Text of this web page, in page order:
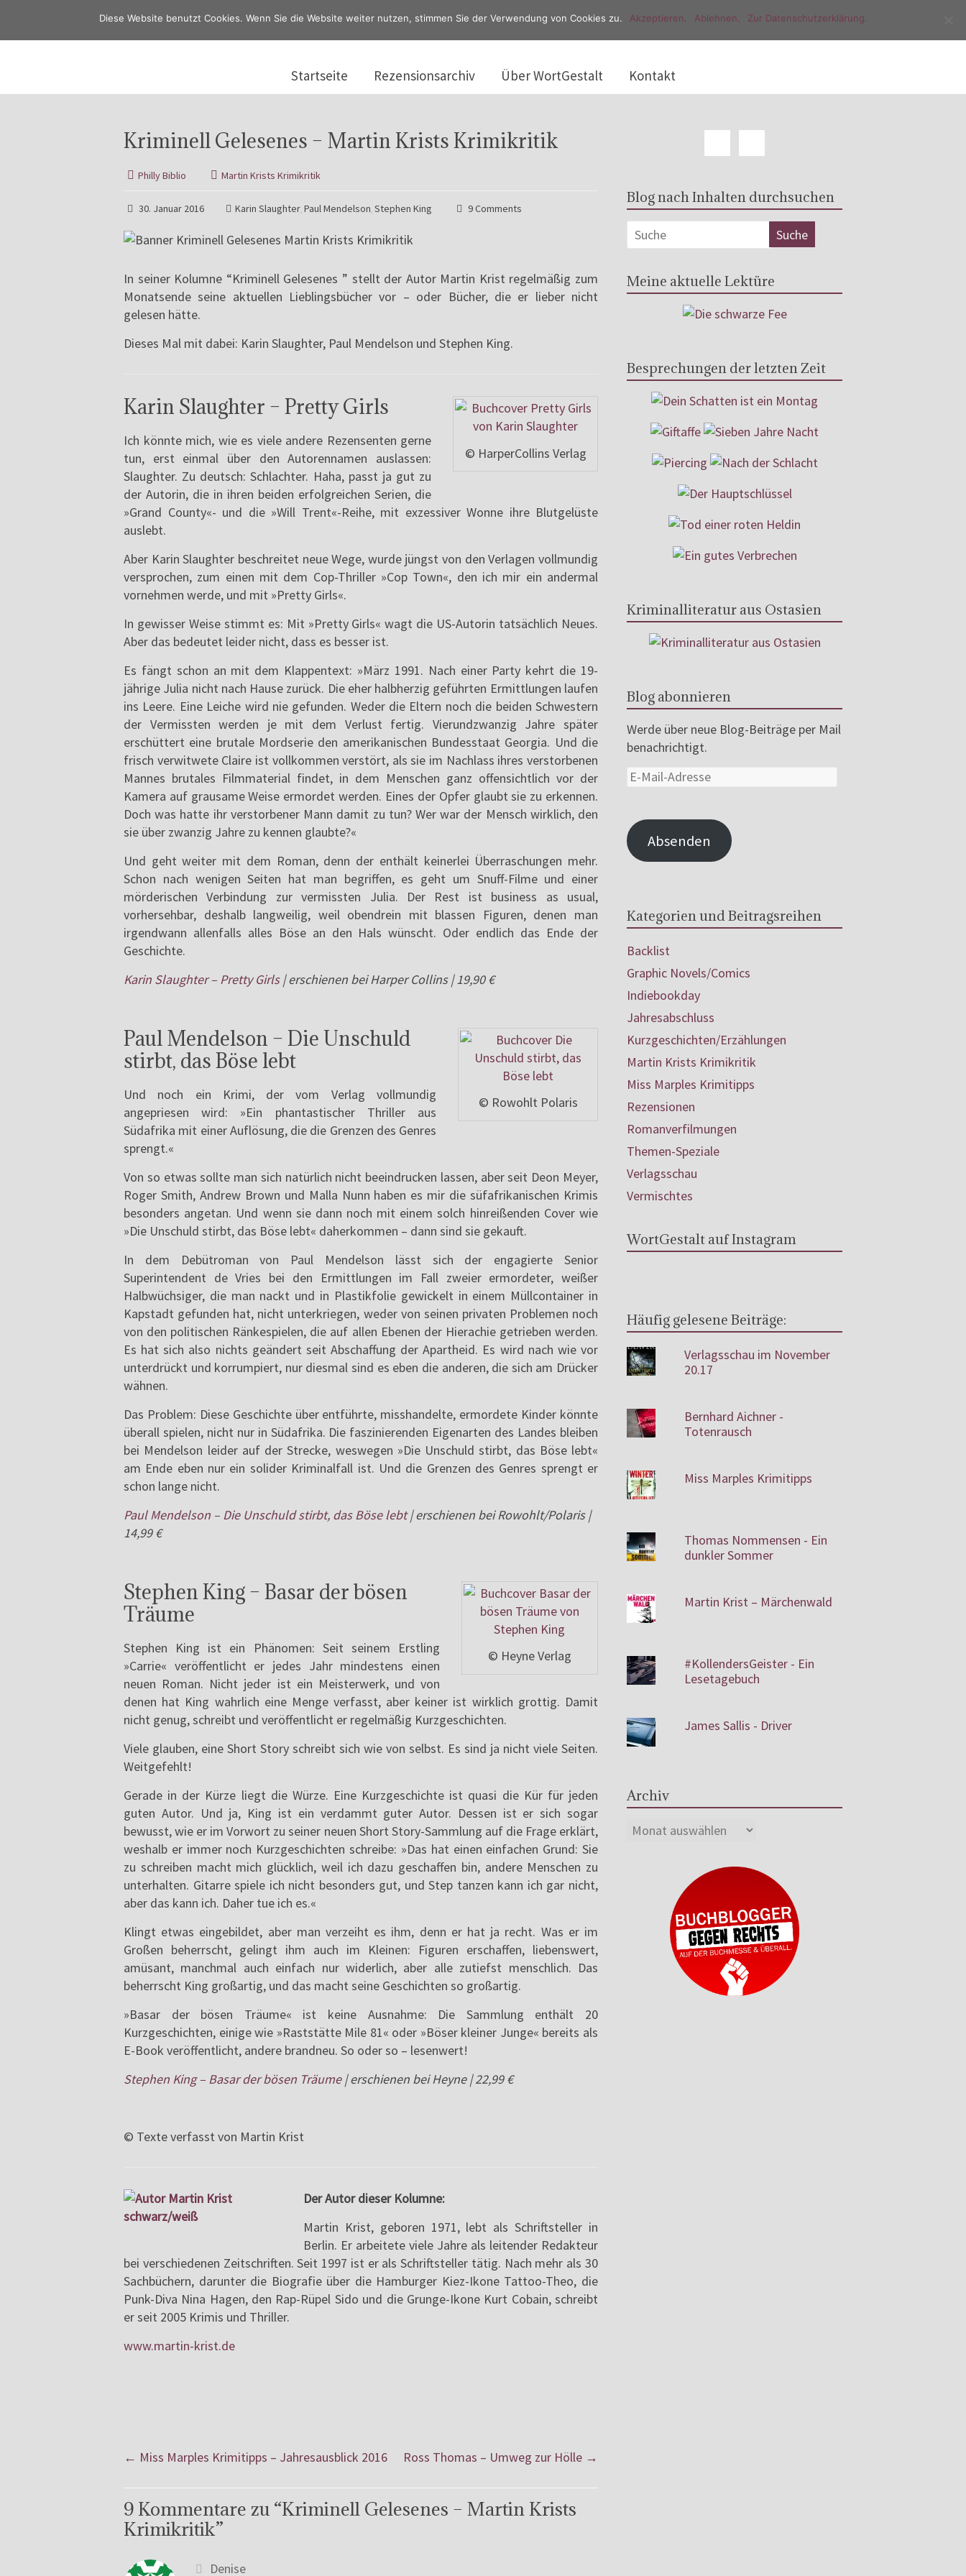
Startseite Rezensionsarchiv Über WortGestalt Kontakt
Kriminell Gelesenes – Martin Krists Krimikritik
Philly Biblio Martin Krists Krimikritik
30. Januar 2016 Karin Slaughter, Paul Mendelson, Stephen King 9 Comments
In seiner Kolumne “Kriminell Gelesenes ” stellt der Autor Martin Krist regelmäßig zum
Monatsende seine aktuellen Lieblingsbücher vor – oder Bücher, die er lieber nicht
gelesen hätte.
Dieses Mal mit dabei: Karin Slaughter, Paul Mendelson und Stephen King.
© HarperCollins Verlag
Karin Slaughter – Pretty Girls
Ich könnte mich, wie es viele andere Rezensenten gerne
tun, erst einmal über den Autorennamen auslassen:
Slaughter. Zu deutsch: Schlachter. Haha, passt ja gut zu
der Autorin, die in ihren beiden erfolgreichen Serien, die
»Grand County«- und die »Will Trent«-Reihe, mit exzessiver Wonne ihre Blutgelüste
auslebt.
Aber Karin Slaughter beschreitet neue Wege, wurde jüngst von den Verlagen vollmundig
versprochen, zum einen mit dem Cop-Thriller »Cop Town«, den ich mir ein andermal
vornehmen werde, und mit »Pretty Girls«.
In gewisser Weise stimmt es: Mit »Pretty Girls« wagt die US-Autorin tatsächlich Neues.
Aber das bedeutet leider nicht, dass es besser ist.
Es fängt schon an mit dem Klappentext: »März 1991. Nach einer Party kehrt die 19-
jährige Julia nicht nach Hause zurück. Die eher halbherzig geführten Ermittlungen laufen
ins Leere. Eine Leiche wird nie gefunden. Weder die Eltern noch die beiden Schwestern
der Vermissten werden je mit dem Verlust fertig. Vierundzwanzig Jahre später
erschüttert eine brutale Mordserie den amerikanischen Bundesstaat Georgia. Und die
frisch verwitwete Claire ist vollkommen verstört, als sie im Nachlass ihres verstorbenen
Mannes brutales Filmmaterial findet, in dem Menschen ganz offensichtlich vor der
Kamera auf grausame Weise ermordet werden. Eines der Opfer glaubt sie zu erkennen.
Doch was hatte ihr verstorbener Mann damit zu tun? Wer war der Mensch wirklich, den
sie über zwanzig Jahre zu kennen glaubte?«
Und geht weiter mit dem Roman, denn der enthält keinerlei Überraschungen mehr.
Schon nach wenigen Seiten hat man begriffen, es geht um Snuff-Filme und einer
mörderischen Verbindung zur vermissten Julia. Der Rest ist business as usual,
vorhersehbar, deshalb langweilig, weil obendrein mit blassen Figuren, denen man
irgendwann allenfalls alles Böse an den Hals wünscht. Oder endlich das Ende der
Geschichte.
Karin Slaughter – Pretty Girls| erschienen bei Harper Collins | 19,90 €
© Rowohlt Polaris
Paul Mendelson – Die Unschuld
stirbt, das Böse lebt
Und noch ein Krimi, der vom Verlag vollmundig
angepriesen wird: »Ein phantastischer Thriller aus
Südafrika mit einer Auflösung, die die Grenzen des Genres
sprengt.«
Von so etwas sollte man sich natürlich nicht beeindrucken lassen, aber seit Deon Meyer,
Roger Smith, Andrew Brown und Malla Nunn haben es mir die süfafrikanischen Krimis
besonders angetan. Und wenn sie dann noch mit einem solch hinreißenden Cover wie
»Die Unschuld stirbt, das Böse lebt« daherkommen – dann sind sie gekauft.
In dem Debütroman von Paul Mendelson lässt sich der engagierte Senior
Superintendent de Vries bei den Ermittlungen im Fall zweier ermordeter, weißer
Halbwüchsiger, die man nackt und in Plastikfolie gewickelt in einem Müllcontainer in
Kapstadt gefunden hat, nicht unterkriegen, weder von seinen privaten Problemen noch
von den politischen Ränkespielen, die auf allen Ebenen der Hierachie getrieben werden.
Es hat sich also nichts geändert seit Abschaffung der Apartheid. Es wird nach wie vor
unterdrückt und korrumpiert, nur diesmal sind es eben die anderen, die sich am Drücker
wähnen.
Das Problem: Diese Geschichte über entführte, misshandelte, ermordete Kinder könnte
überall spielen, nicht nur in Südafrika. Die faszinierenden Eigenarten des Landes bleiben
bei Mendelson leider auf der Strecke, weswegen »Die Unschuld stirbt, das Böse lebt«
am Ende eben nur ein solider Kriminalfall ist. Und die Grenzen des Genres sprengt er
schon lange nicht.
Paul Mendelson – Die Unschuld stirbt, das Böse lebt| erschienen bei Rowohlt/Polaris |
14,99 €
© Heyne Verlag
Stephen King – Basar der bösen
Träume
Stephen King ist ein Phänomen: Seit seinem Erstling
»Carrie« veröffentlicht er jedes Jahr mindestens einen
neuen Roman. Nicht jeder ist ein Meisterwerk, und von
denen hat King wahrlich eine Menge verfasst, aber keiner ist wirklich grottig. Damit
nicht genug, schreibt und veröffentlicht er regelmäßig Kurzgeschichten.
Viele glauben, eine Short Story schreibt sich wie von selbst. Es sind ja nicht viele Seiten.
Weitgefehlt!
Gerade in der Kürze liegt die Würze. Eine Kurzgeschichte ist quasi die Kür für jeden
guten Autor. Und ja, King ist ein verdammt guter Autor. Dessen ist er sich sogar
bewusst, wie er im Vorwort zu seiner neuen Short Story-Sammlung auf die Frage erklärt,
weshalb er immer noch Kurzgeschichten schreibe: »Das hat einen einfachen Grund: Sie
zu schreiben macht mich glücklich, weil ich dazu geschaffen bin, andere Menschen zu
unterhalten. Gitarre spiele ich nicht besonders gut, und Step tanzen kann ich gar nicht,
aber das kann ich. Daher tue ich es.«
Klingt etwas eingebildet, aber man verzeiht es ihm, denn er hat ja recht. Was er im
Großen beherrscht, gelingt ihm auch im Kleinen: Figuren erschaffen, liebenswert,
amüsant, manchmal auch einfach nur widerlich, aber alle zutiefst menschlich. Das
beherrscht King großartig, und das macht seine Geschichten so großartig.
»Basar der bösen Träume« ist keine Ausnahme: Die Sammlung enthält 20
Kurzgeschichten, einige wie »Raststätte Mile 81« oder »Böser kleiner Junge« bereits als
E-Book veröffentlicht, andere brandneu. So oder so – lesenwert!
Stephen King – Basar der bösen Träume| erschienen bei Heyne | 22,99 €
© Texte verfasst von Martin Krist
Der Autor dieser Kolumne:
Martin Krist, geboren 1971, lebt als Schriftsteller in
Berlin. Er arbeitete viele Jahre als leitender Redakteur
bei verschiedenen Zeitschriften. Seit 1997 ist er als Schriftsteller tätig. Nach mehr als 30
Sachbüchern, darunter die Biografie über die Hamburger Kiez-Ikone Tattoo-Theo, die
Punk-Diva Nina Hagen, den Rap-Rüpel Sido und die Grunge-Ikone Kurt Cobain, schreibt
er seit 2005 Krimis und Thriller.
www.martin-krist.de
← Miss Marples Krimitipps – Jahresausblick 2016 Ross Thomas – Umweg zur Hölle →
9 Kommentare zu “Kriminell Gelesenes – Martin Krists
Krimikritik”
Denise
Blog nach Inhalten durchsuchen
Meine aktuelle Lektüre
Besprechungen der letzten Zeit
Kriminalliteratur aus Ostasien
Blog abonnieren
Werde über neue Blog-Beiträge per Mail
benachrichtigt.
Absenden
Kategorien und Beitragsreihen
Backlist
Graphic Novels/Comics
Indiebookday
Jahresabschluss
Kurzgeschichten/Erzählungen
Martin Krists Krimikritik
Miss Marples Krimitipps
Rezensionen
Romanverfilmungen
Themen-Speziale
Verlagsschau
Vermischtes
WortGestalt auf Instagram
Häufig gelesene Beiträge:
Verlagsschau im November
20.17
Bernhard Aichner -
Totenrausch
Miss Marples Krimitipps
Thomas Nommensen - Ein
dunkler Sommer
Martin Krist – Märchenwald
#KollendersGeister - Ein
Lesetagebuch
James Sallis - Driver
Archiv
Diese Website benutzt Cookies. Wenn Sie die Website weiter nutzen, stimmen Sie der Verwendung von Cookies zu. Akzeptieren. Ablehnen. Zur Datenschutzerklärung.